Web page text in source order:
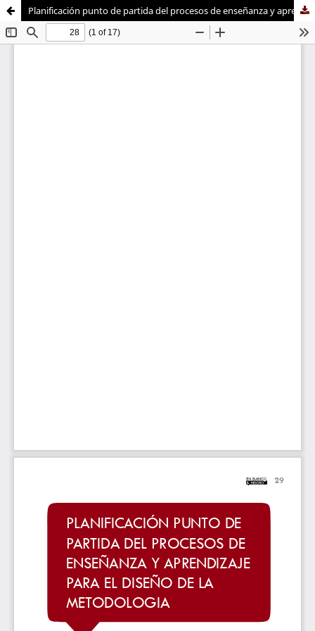
Sistema de
Bibliotecas
Instituto de
Docencia Universitaria
Planificación punto de partida del procesos de enseñanza y aprendizaje para el diseño de la metodologia